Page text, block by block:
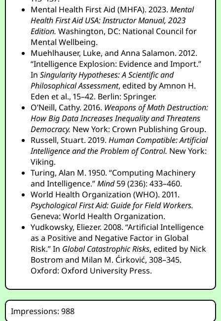
Mental Health First Aid (MHFA). 2023.Mental
Health First Aid USA: Instructor Manual, 2023
Edition. Washington, DC: National Council for
Mental Wellbeing.
Muehlhauser, Luke, and Anna Salamon. 2012.
“Intelligence Explosion: Evidence and Import.”
InSingularity Hypotheses: A Scientific and
Philosophical Assessment, edited by Amnon H.
Eden et al., 15–42. Berlin: Springer.
O’Neill, Cathy. 2016. Weapons of Math Destruction:
How Big Data Increases Inequality and Threatens
Democracy. New York: Crown Publishing Group.
Russell, Stuart. 2019.Human Compatible: Artificial
Intelligence and the Problem of Control. New York:
Viking.
Turing, Alan M. 1950. “Computing Machinery
and Intelligence.”Mind59 (236): 433–460.
World Health Organization (WHO). 2011.
Psychological First Aid: Guide for Field Workers.
Geneva: World Health Organization.
Yudkowsky, Eliezer. 2008. “Artificial Intelligence
as a Positive and Negative Factor in Global
Risk.” In Global Catastrophic Risks, edited by Nick
Bostrom and Milan M. Ćirković, 308–345.
Oxford: Oxford University Press.
Impressions: 988